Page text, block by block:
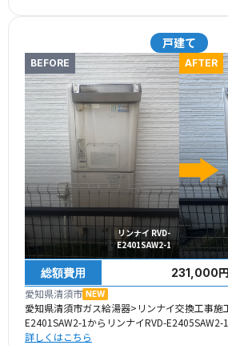
戸建て
BEFORE
リンナイ RVD-
E2401SAW2-1
AFTER
総額費用 231,000円
愛知県清須市 NEW
愛知県清須市ガス給湯器>リンナイ交換工事施
E2401SAW2-1からリンナイRVD-E2405SAW2-
詳しくはこちら